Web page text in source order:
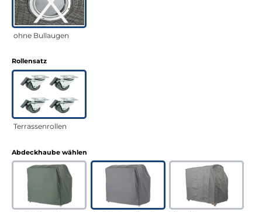
ohne Bullaugen
Rollensatzauswählen
Terrassenrollen
Abdeckhaube wählen